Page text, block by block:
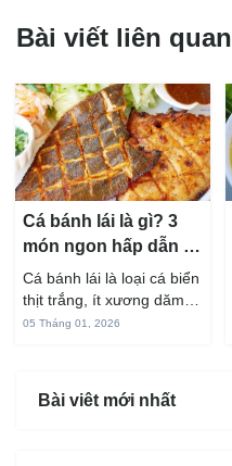
Bài viết liên quan
Cá bánh lái là gì? 3
món ngon hấp dẫn từ
cá bánh lái
Cá bánh lái là loại cá biển
thịt trắng, ít xương dăm,
vị ngọt và rất dễ ăn khi
thể...
05 Tháng 01, 2026
Bài viêt mới nhất